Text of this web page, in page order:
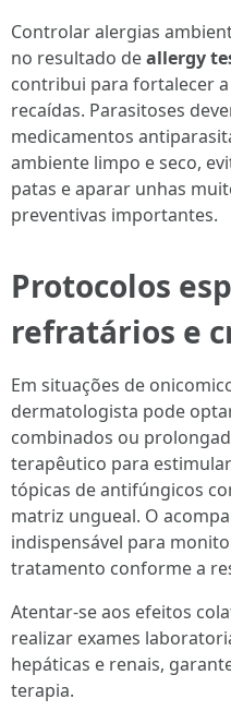
Controlar alergias
no resultado deallergy
contribui para fortalecer
recaídas. Parasitoses
medicamentos
ambiente limpo e seco,
patas e aparar unhas
preventivas importantes.
Protocolos
refratários e
Em situações de
dermatologista pode
combinados ou
terapêutico para
tópicas de antifúngicos
matriz ungueal. O
indispensável para
tratamento conforme a
Atentar-se aos efeitos
realizar exames
hepáticas e renais,
terapia.